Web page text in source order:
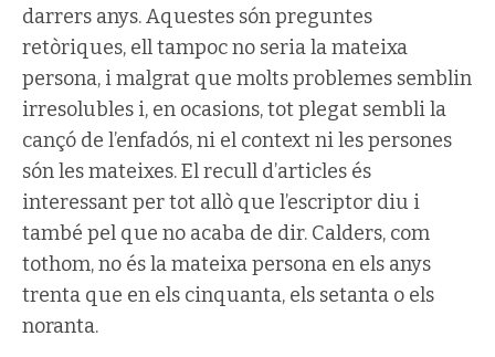
darrers anys. Aquestes són preguntes
retòriques, ell tampoc no seria la mateixa
persona, i malgrat que molts problemes semblin
irresolubles i, en ocasions, tot plegat sembli la
cançó de l’enfadós, ni el context ni les persones
són les mateixes. El recull d’articles és
interessant per tot allò que l’escriptor diu i
també pel que no acaba de dir. Calders, com
tothom, no és la mateixa persona en els anys
trenta que en els cinquanta, els setanta o els
noranta.